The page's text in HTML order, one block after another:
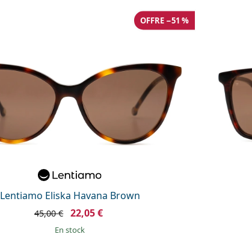
Lentiamo Eliska Havana Brown
OFFRE −51 %
45,00 € 22,05 €
en stock